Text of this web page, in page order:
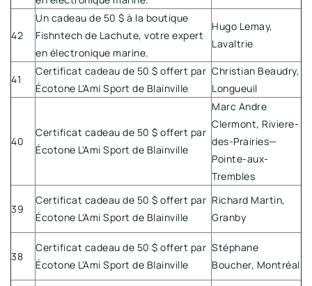
42
Un cadeau de 50 $ à la boutique
Fishntech de Lachute, votre expert
en électronique marine.
Hugo Lemay,
Lavaltrie
41
Certificat cadeau de 50 $ offert par
Écotone L'Ami Sport de Blainville
Christian Beaudry,
Longueuil
40
Certificat cadeau de 50 $ offert par
Écotone L'Ami Sport de Blainville
Marc Andre
Clermont, Riviere-
des-Prairies—
Pointe-aux-
Trembles
39
Certificat cadeau de 50 $ offert par
Écotone L'Ami Sport de Blainville
Richard Martin,
Granby
38
Certificat cadeau de 50 $ offert par
Écotone L'Ami Sport de Blainville
Stéphane
Boucher, Montréal